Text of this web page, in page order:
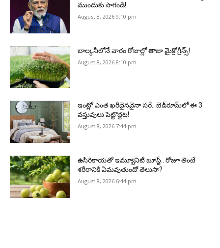
ముందుకు సాగండి!
August 8, 2026 9:10 pm
బాల్కనీలోనే వారం రోజుల్లో తాజా మైక్రోగ్రీన్స్‌!
August 8, 2026 8:10 pm
ఇంట్లో ఎంత ఖరీదైనవైనా సరే.. బెడ్‌రూమ్‌లో ఈ 3
వస్తువులు పెట్టొద్దట!
August 8, 2026 7:44 pm
ఉసిరికాయతో ఇమ్యూనిటీ బూస్ట్‌.. రోజూ తింటే
శరీరానికి ఏమవుతుందో తెలుసా?
August 8, 2026 6:44 pm